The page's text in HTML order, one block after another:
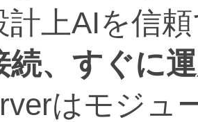
計上AIを信
続、すぐに
はモジュ